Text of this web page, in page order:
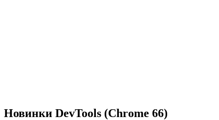
Новинки DevTools (Chrome 66)